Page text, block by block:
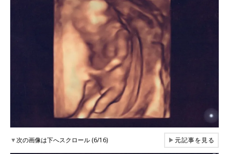
▼次の画像は下へスクロール (6/16) ▶元記事を見る